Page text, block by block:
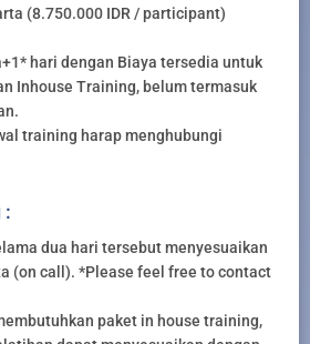
(8.750.000 IDR / participant)
hari dengan Biaya tersedia untuk
Inhouse Training, belum termasuk
training harap menghubungi
:
dua hari tersebut menyesuaikan
(on call). *Please feel free to contact
paket in house training,